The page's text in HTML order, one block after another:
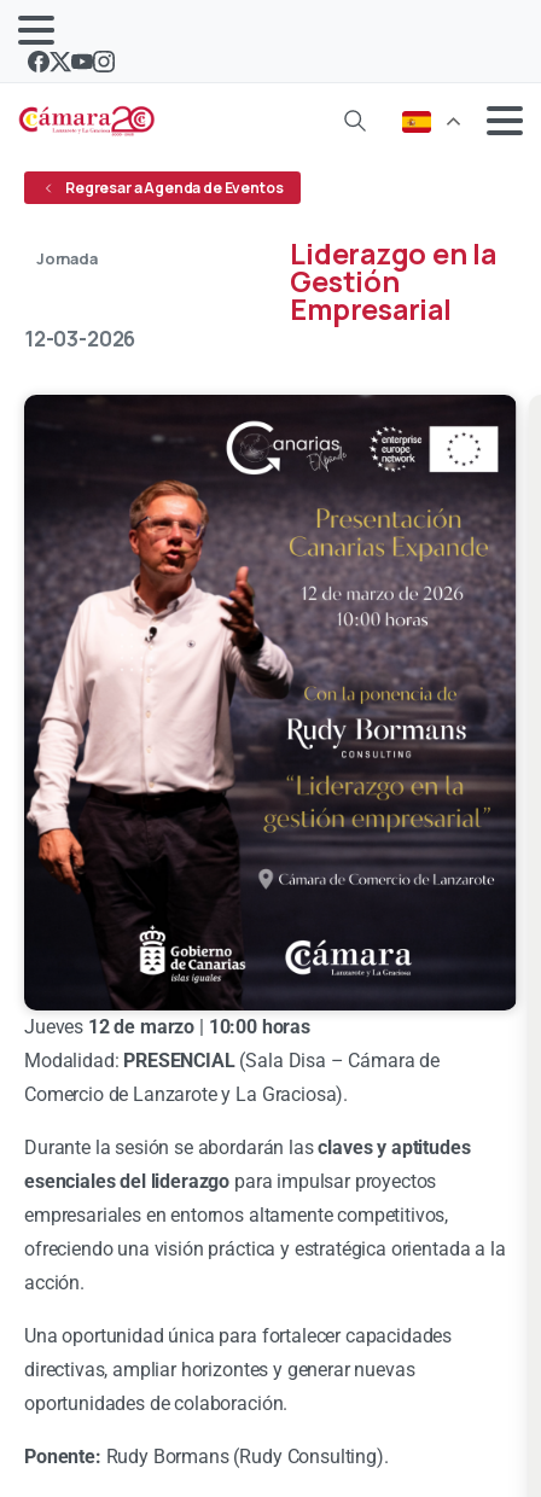
Regresar a Agenda de Eventos
Jornada
Liderazgo en la
Gestión
Empresarial
12-03-2026
Jueves 12 de marzo | 10:00 horas
Modalidad: PRESENCIAL(Sala Disa – Cámara de
Comercio de Lanzarote y La Graciosa).
Durante la sesión se abordarán lasclaves y aptitudes
esenciales del liderazgo para impulsar proyectos
empresariales en entornos altamente competitivos,
ofreciendo una visión práctica y estratégica orientada a la
acción.
Una oportunidad única para fortalecer capacidades
directivas, ampliar horizontes y generar nuevas
oportunidades de colaboración.
Ponente: Rudy Bormans (Rudy Consulting).